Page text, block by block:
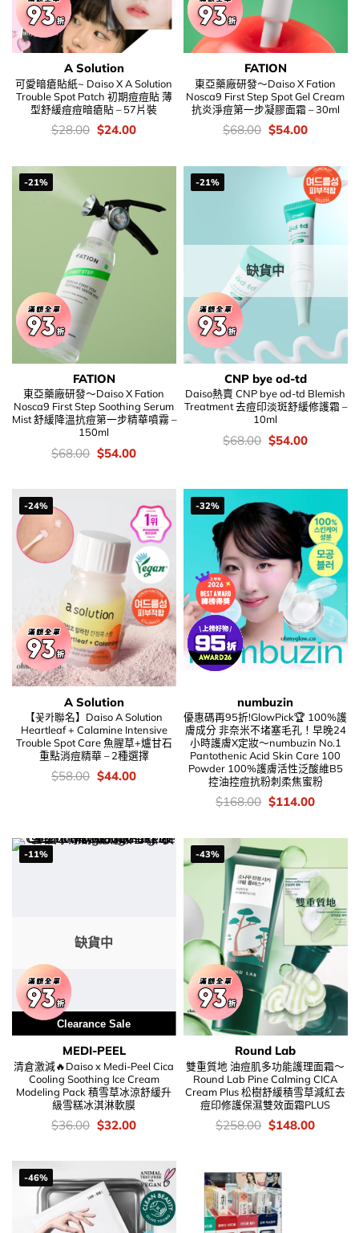
A Solution
可愛暗瘡貼紙~ Daiso X A Solution
Trouble Spot Patch 初期痘痘貼 薄
型舒緩痘痘暗瘡貼 – 57片裝
價
錢：
$28.00 Original
price
$28.00.
$24.00Current
$24.00.
FATION
東亞藥廠研發～Daiso X Fation
Nosca9 First Step Spot Gel Cream
抗炎淨痘第一步凝膠面霜 – 30ml
價
錢：
$68.00 Original
price
$68.00.
$54.00Current
$54.00.
-21%
FATION
東亞藥廠研發～Daiso X Fation
Nosca9 First Step Soothing Serum
Mist 舒緩降溫抗痘第一步精華噴霧 –
150ml
價
錢：
$68.00 Original
price
$68.00.
$54.00Current
$54.00.
-21%
缺貨中
CNP bye od-td
Daiso熱賣 CNP bye od-td Blemish
Treatment 去痘印淡斑舒緩修護霜 –
10ml
價
錢：
$68.00 Original
price
$54.00Current
-24%
A Solution
【꽃카聯名】Daiso A Solution
Heartleaf + Calamine Intensive
Trouble Spot Care 魚腥草+爐甘石
重點消痘精華 – 2種選擇
價
$58.00 Original
$44.00Current
-32%
numbuzin
優惠碼再95折!GlowPick🏆 100%護
膚成分 非奈米不堵塞毛孔！早晚24
小時護膚X定妝～numbuzin No.1
Pantothenic Acid Skin Care 100
Powder 100%護膚活性泛酸維B5
控油控痘抗粉刺柔焦蜜粉
價
$168.00 Original
$168.00.
$114.00Current
-11%
Clearance Sale
缺貨中
MEDI-PEEL
清倉激減🔥Daiso x Medi-Peel Cica
Cooling Soothing Ice Cream
Modeling Pack 積雪草冰涼舒緩升
級雪糕冰淇淋軟膜
價
錢：
$36.00 Original
price
$32.00Current
$32.00.
-43%
Round Lab
雙重質地 油痘肌多功能護理面霜～
Round Lab Pine Calming CICA
Cream Plus 松樹舒緩積雪草減紅去
痘印修護保濕雙效面霜PLUS
價
錢：
$258.00 Original
price
$148.00Current
-46%